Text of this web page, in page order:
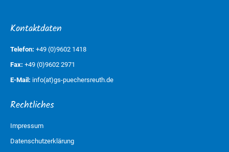
Kontaktdaten
Telefon: +49 (0)9602 1418
Fax: +49 (0)9602 2971
E-Mail: info(at)gs-puechersreuth.de
Rechtliches
Impressum
Datenschutzerklärung